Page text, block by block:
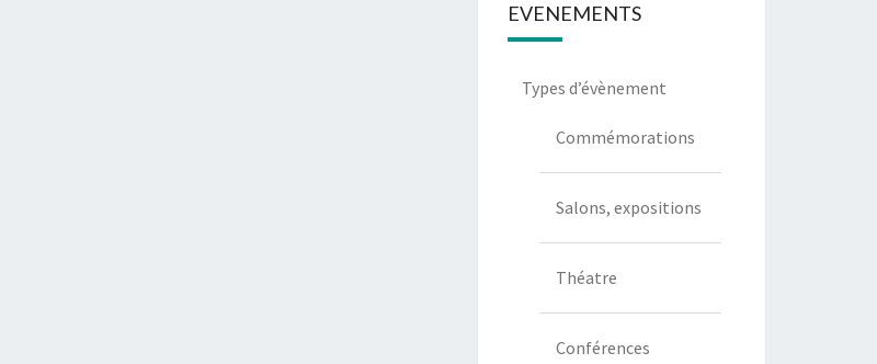
EVENEMENTS
Types d’évènement
Commémorations
Salons, expositions
Théatre
Conférences